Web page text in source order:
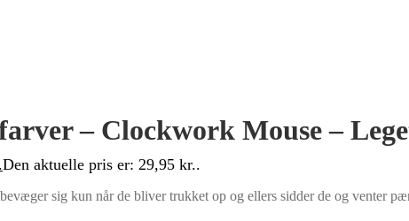
– Clockwork Mouse –
Den aktuelle pris er: 29,95 kr..
sig kun når de bliver trukket op og ellers sidder de og venter